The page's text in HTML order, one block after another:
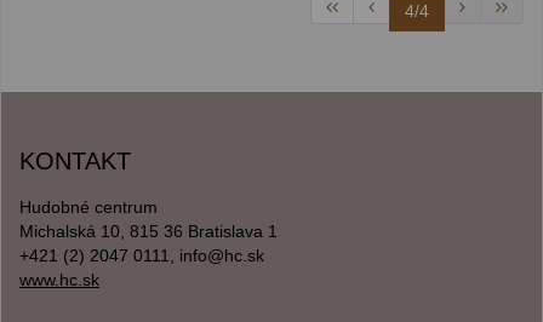
4/4
KONTAKT
Hudobné centrum
Michalská 10, 815 36 Bratislava 1
+421 (2) 2047 0111, info@hc.sk
www.hc.sk